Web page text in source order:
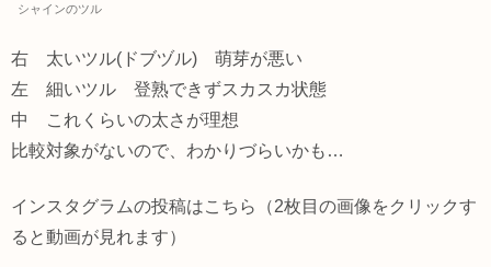
シャインのツル
右 太いツル(ドブヅル) 萌芽が悪い
左 細いツル 登熟できずスカスカ状態
中 これくらいの太さが理想
比較対象がないので、わかりづらいかも…
インスタグラムの投稿はこちら（2枚目の画像をクリックす
ると動画が見れます）